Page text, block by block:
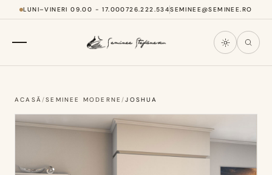
LUNI–VINERI 09.00 - 17.000726.222.534SEMINEE@SEMINEE.RO
ACASĂ/SEMINEE MODERNE/JOSHUA